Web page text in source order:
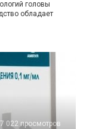
головы
обладает
7 022 просмотров